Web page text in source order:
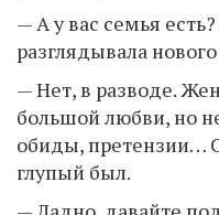
— А у вас семья
разглядывала
— Нет, в разводе.
большой любви, но
обиды, претензии…
глупый был.